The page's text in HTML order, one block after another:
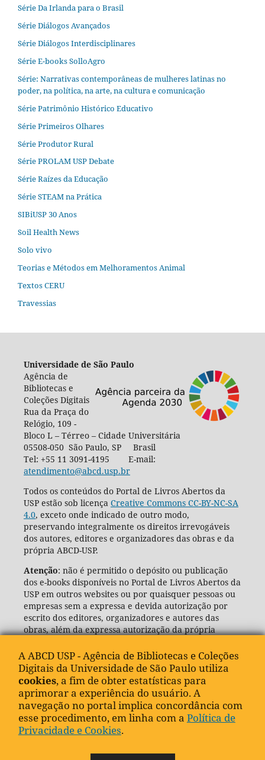
Série Da Irlanda para o Brasil
Série Diálogos Avançados
Série Diálogos Interdisciplinares
Série E-books SolloAgro
Série: Narrativas contemporâneas de mulheres latinas no
poder, na política, na arte, na cultura e comunicação
Série Patrimônio Histórico Educativo
Série Primeiros Olhares
Série Produtor Rural
Série PROLAM USP Debate
Série Raízes da Educação
Série STEAM na Prática
SIBiUSP 30 Anos
Soil Health News
Solo vivo
Teorias e Métodos em Melhoramentos Animal
Textos CERU
Travessias
Universidade de São Paulo
Agência de
Bibliotecas e
Coleções Digitais
Rua da Praça do
Relógio, 109 -
Bloco L – Térreo – Cidade Universitária
05508-050 São Paulo, SP Brasil
Tel: +55 11 3091-4195 E-mail:
atendimento@abcd.usp.br
Todos os conteúdos do Portal de Livros Abertos da
USP estão sob licença Creative Commons CC-BY-NC-SA
4.0, exceto onde indicado de outro modo,
preservando integralmente os direitos irrevogáveis
dos autores, editores e organizadores das obras e da
própria ABCD-USP.
Atenção: não é permitido o depósito ou publicação
dos e-books disponíveis no Portal de Livros Abertos da
USP em outros websites ou por quaisquer pessoas ou
empresas sem a expressa e devida autorização por
escrito dos editores, organizadores e autores das
obras, além da expressa autorização da própria
(ABCD-USP).
A ABCD USP - Agência de Bibliotecas e Coleções
Digitais da Universidade de São Paulo utiliza
cookies, a fim de obter estatísticas para
aprimorar a experiência do usuário. A
navegação no portal implica concordância com
esse procedimento, em linha com a Política de
Privacidade e Cookies.